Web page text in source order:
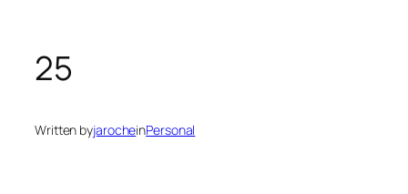
25
Written byjarocheinPersonal